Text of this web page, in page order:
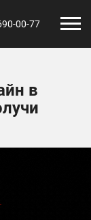
00-77
в